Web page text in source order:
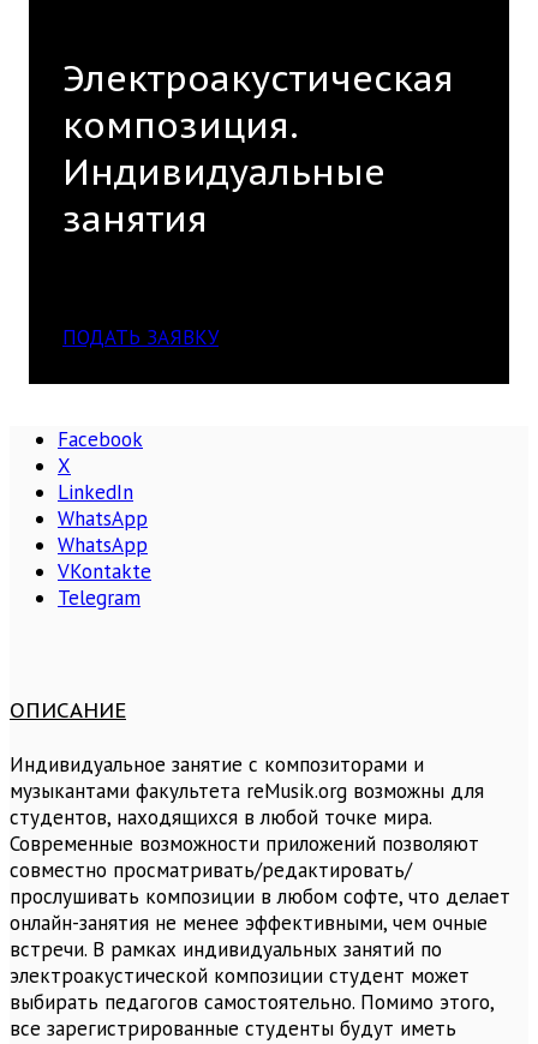
Электроакустическая
композиция.
Индивидуальные
занятия
ПОДАТЬ ЗАЯВКУ
Facebook
X
LinkedIn
WhatsApp
WhatsApp
VKontakte
Telegram
ОПИСАНИЕ
Индивидуальное занятие с композиторами и
музыкантами факультета reMusik.org возможны для
студентов, находящихся в любой точке мира.
Современные возможности приложений позволяют
совместно просматривать/редактировать/
прослушивать композиции в любом софте, что делает
онлайн-занятия не менее эффективными, чем очные
встречи. В рамках индивидуальных занятий по
электроакустической композиции студент может
выбирать педагогов самостоятельно. Помимо этого,
все зарегистрированные студенты будут иметь